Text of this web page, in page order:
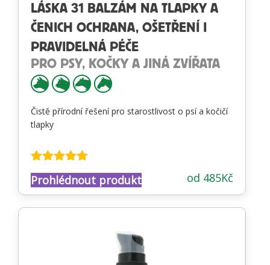
LÁSKA 31 BALZÁM NA TLAPKY A
ČENICH OCHRANA, OŠETŘENÍ I
PRAVIDELNÁ PÉČE
PRO PSY, KOČKY A JINÁ ZVÍŘATA
Čistě přírodní řešení pro starostlivost o psí a kočičí
tlapky
Hodnocení
4.87z 5 od 485Kč
Prohlédnout produkt